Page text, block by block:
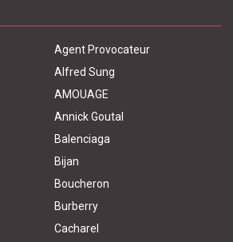
Agent Provocateur
Alfred Sung
AMOUAGE
Annick Goutal
Balenciaga
Bijan
Boucheron
Burberry
Cacharel